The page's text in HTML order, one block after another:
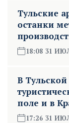
Тульские
останки
18:08 31
В
поле и в
17:26 31